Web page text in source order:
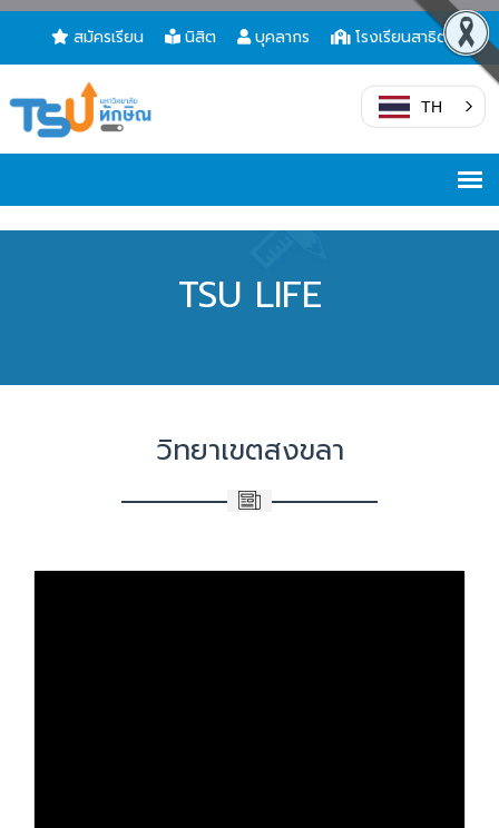
สมัครเรียน นิสิต บุคลากร โรงเรียนสาธิต
TH
TSU LIFE
วิทยาเขตสงขลา